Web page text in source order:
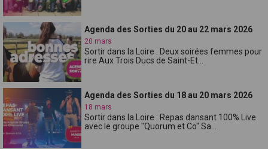
Agenda des Sorties du 20 au 22 mars 2026
20 mars
Sortir dans la Loire : Deux soirées femmes pour
rire Aux Trois Ducs de Saint-Et...
Agenda des Sorties du 18 au 20 mars 2026
18 mars
Sortir dans la Loire : Repas dansant 100% Live
avec le groupe "Quorum et Co" Sa...